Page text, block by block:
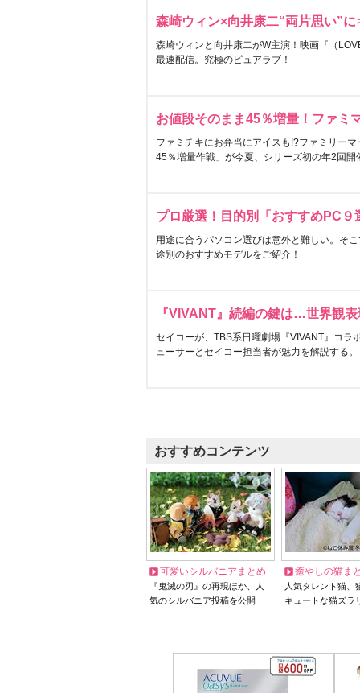
森崎ウィン×向井康二“両片思い”
森崎ウィンと向井康二がW主演！映画『（
最速配信。究極のピュアラブ！
お値段そのまま45％増量！ファミ
ファミチキにお弁当にアイスも!?ファミリー
45％増量作戦」が今夏、シリーズ初の年2回開
プロ厳選！目的別「おすすめPC９
用途に合うパソコン選びは意外と難しい。そ
途別のおすすめモデルをご紹介！
『VIVANT』続編の鍵は…世界観
セイコーが、TBS系日曜劇場『VIVANT』コラ
ューサーとセイコー担当者が魅力を解説する。
おすすめコンテンツ
可愛いシルバニアまとめ
『鬼滅の刃』の再現ほか、人
気のシルバニア投稿を公開
癒やしの猫ま
人気タレント猫
キュートな猫ズラ